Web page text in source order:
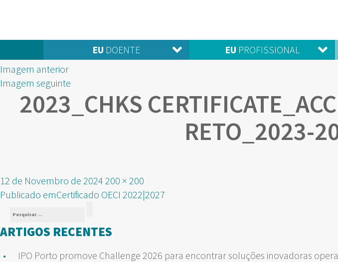
EU DOENTE EU PROFISSIONAL
Imagem anterior
Imagem seguinte
2023_CHKS
RETO_2023-
Publicado
em
12 de Novembro de 2024 Tamanho
real
200 × 200
NAVEGAÇÃO
DE
ARTIGOS
Publicado emCertificado OECI 2022|2027
Pesquisar
por:
ARTIGOS RECENTES
IPO Porto promove Challenge 2026 para encontrar soluções inovadoras